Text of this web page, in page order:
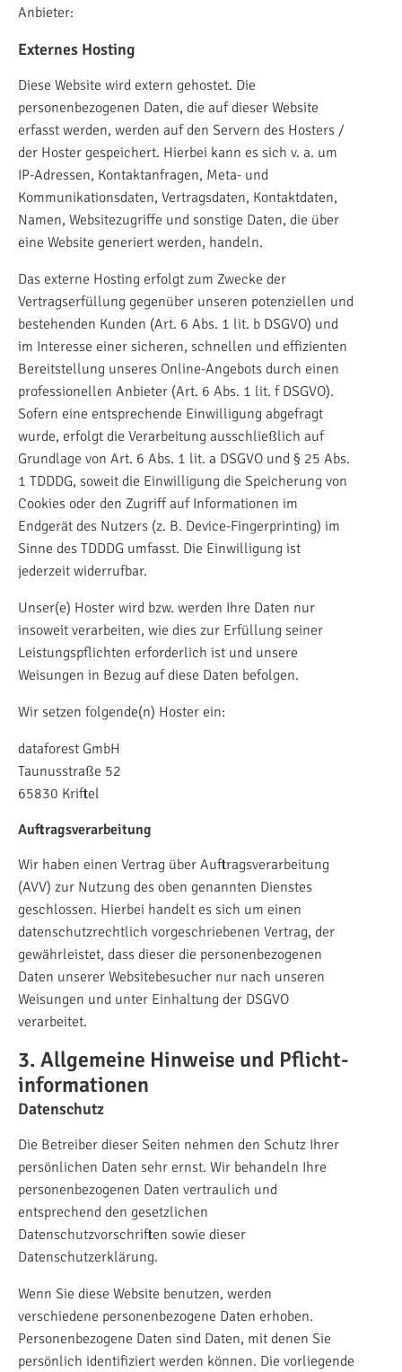
Anbieter:
Externes Hosting
Diese Website wird extern gehostet. Die
personenbezogenen Daten, die auf dieser Website
erfasst werden, werden auf den Servern des Hosters /
der Hoster gespeichert. Hierbei kann es sich v. a. um
IP-Adressen, Kontaktanfragen, Meta- und
Kommunikationsdaten, Vertragsdaten, Kontaktdaten,
Namen, Websitezugriffe und sonstige Daten, die über
eine Website generiert werden, handeln.
Das externe Hosting erfolgt zum Zwecke der
Vertragserfüllung gegenüber unseren potenziellen und
bestehenden Kunden (Art. 6 Abs. 1 lit. b DSGVO) und
im Interesse einer sicheren, schnellen und effizienten
Bereitstellung unseres Online-Angebots durch einen
professionellen Anbieter (Art. 6 Abs. 1 lit. f DSGVO).
Sofern eine entsprechende Einwilligung abgefragt
wurde, erfolgt die Verarbeitung ausschließlich auf
Grundlage von Art. 6 Abs. 1 lit. a DSGVO und § 25 Abs.
1 TDDDG, soweit die Einwilligung die Speicherung von
Cookies oder den Zugriff auf Informationen im
Endgerät des Nutzers (z. B. Device-Fingerprinting) im
Sinne des TDDDG umfasst. Die Einwilligung ist
jederzeit widerrufbar.
Unser(e) Hoster wird bzw. werden Ihre Daten nur
insoweit verarbeiten, wie dies zur Erfüllung seiner
Leistungspflichten erforderlich ist und unsere
Weisungen in Bezug auf diese Daten befolgen.
Wir setzen folgende(n) Hoster ein:
dataforest GmbH
Taunusstraße 52
65830 Kriftel
Auftragsverarbeitung
Wir haben einen Vertrag über Auftragsverarbeitung
(AVV) zur Nutzung des oben genannten Dienstes
geschlossen. Hierbei handelt es sich um einen
datenschutzrechtlich vorgeschriebenen Vertrag, der
gewährleistet, dass dieser die personenbezogenen
Daten unserer Websitebesucher nur nach unseren
Weisungen und unter Einhaltung der DSGVO
verarbeitet.
3. Allgemeine Hinweise und Pflicht­
informationen
Datenschutz
Die Betreiber dieser Seiten nehmen den Schutz Ihrer
persönlichen Daten sehr ernst. Wir behandeln Ihre
personenbezogenen Daten vertraulich und
entsprechend den gesetzlichen
Datenschutzvorschriften sowie dieser
Datenschutzerklärung.
Wenn Sie diese Website benutzen, werden
verschiedene personenbezogene Daten erhoben.
Personenbezogene Daten sind Daten, mit denen Sie
persönlich identifiziert werden können. Die vorliegende